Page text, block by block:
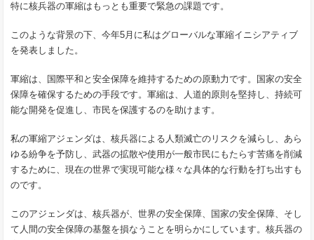
特に核兵器の軍縮はもっとも重要で緊急の課題です。
このような背景の下、今年5月に私はグローバルな軍縮イニシアティブ
を発表しました。
軍縮は、国際平和と安全保障を維持するための原動力です。国家の安全
保障を確保するための手段です。軍縮は、人道的原則を堅持し、持続可
能な開発を促進し、市民を保護するのを助けます。
私の軍縮アジェンダは、核兵器による人類滅亡のリスクを減らし、あら
ゆる紛争を予防し、武器の拡散や使用が一般市民にもたらす苦痛を削減
するために、現在の世界で実現可能な様々な具体的な行動を打ち出すも
のです。
このアジェンダは、核兵器が、世界の安全保障、国家の安全保障、そし
て人間の安全保障の基盤を損なうことを明らかにしています。核兵器の